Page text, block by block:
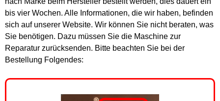
bis vier Wochen. Alle Informationen, die wir haben, befinden
sich auf unserer Website. Wir können Sie nicht beraten, was
Sie benötigen. Dazu müssen Sie die Maschine zur
Reparatur zurücksenden. Bitte beachten Sie bei der
Bestellung Folgendes: